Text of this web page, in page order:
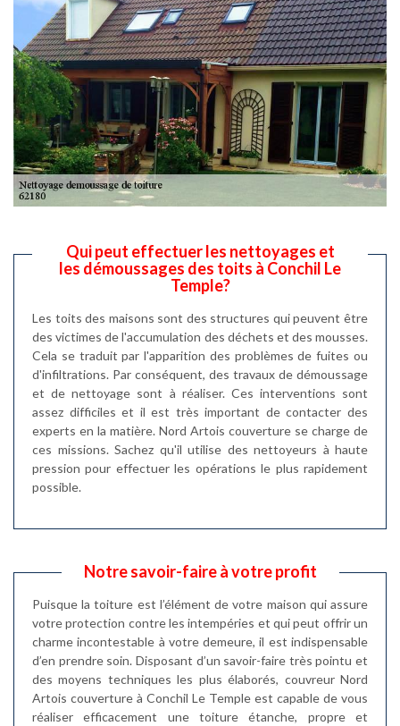
Qui peut effectuer les nettoyages et
les démoussages des toits à Conchil Le
Temple?
Les toits des maisons sont des structures qui peuvent être
des victimes de l'accumulation des déchets et des mousses.
Cela se traduit par l'apparition des problèmes de fuites ou
d'infiltrations. Par conséquent, des travaux de démoussage
et de nettoyage sont à réaliser. Ces interventions sont
assez difficiles et il est très important de contacter des
experts en la matière. Nord Artois couverture se charge de
ces missions. Sachez qu'il utilise des nettoyeurs à haute
pression pour effectuer les opérations le plus rapidement
possible.
Notre savoir-faire à votre profit
Puisque la toiture est l’élément de votre maison qui assure
votre protection contre les intempéries et qui peut offrir un
charme incontestable à votre demeure, il est indispensable
d’en prendre soin. Disposant d’un savoir-faire très pointu et
des moyens techniques les plus élaborés, couvreur Nord
Artois couverture à Conchil Le Temple est capable de vous
réaliser efficacement une toiture étanche, propre et